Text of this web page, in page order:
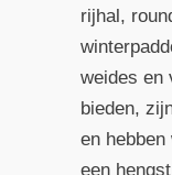
rijhal,
weides en
bieden,
en hebben
een